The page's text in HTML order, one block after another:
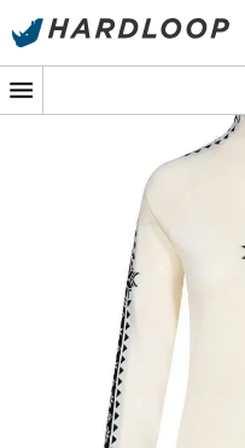
Sommarerbjudanden 🔥 -